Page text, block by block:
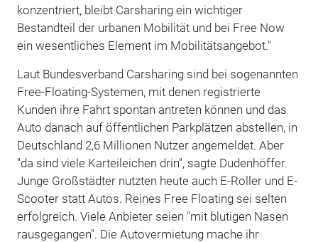
konzentriert, bleibt Carsharing ein wichtiger
Bestandteil der urbanen Mobilität und bei Free Now
ein wesentliches Element im Mobilitätsangebot."
Laut Bundesverband Carsharing sind bei sogenannten
Free-Floating-Systemen, mit denen registrierte
Kunden ihre Fahrt spontan antreten können und das
Auto danach auf öffentlichen Parkplätzen abstellen, in
Deutschland 2,6 Millionen Nutzer angemeldet. Aber
"da sind viele Karteileichen drin", sagte Dudenhöffer.
Junge Großstädter nutzten heute auch E-Roller und E-
Scooter statt Autos. Reines Free Floating sei selten
erfolgreich. Viele Anbieter seien "mit blutigen Nasen
rausgegangen". Die Autovermietung mache ihr